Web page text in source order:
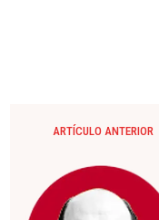
ARTÍCULO ANTERIOR